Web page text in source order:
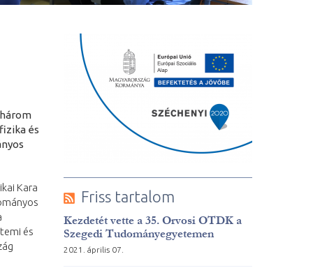
és
Kara
és
Friss tartalom
Kezdetét vette a 35. Orvosi OTDK a
Szegedi Tudományegyetemen
2021. április 07.